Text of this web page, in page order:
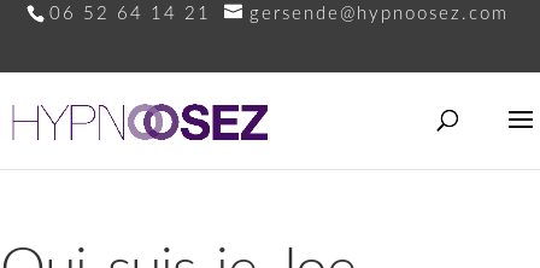
06 52 64 14 21 gersende@hypnoosez.com